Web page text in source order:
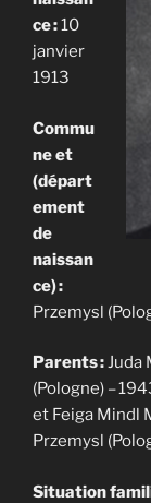
ce :10
janvier
1913
Commu
ne et
(départ
ement
de
naissan
ce) :
Przemysl
Parents :Juda
(Pologne) –
et Feiga Mindl
Przemysl
Situation